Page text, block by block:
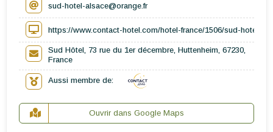
sud-hotel-alsace@orange.fr
https://www.contact-hotel.com/hotel-france/1506/sud-hotel-
Sud Hôtel, 73 rue du 1er décembre, Huttenheim, 67230,
France
Aussi membre de:
Ouvrir dans Google Maps